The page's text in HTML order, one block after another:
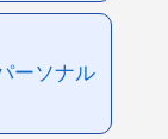
ーソナル